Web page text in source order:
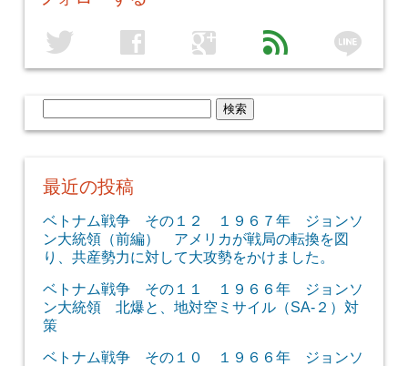
twitter facebook google feed line
索:
最近の投稿
ベトナム戦争 その１２ １９６７年 ジョンソ
ン大統領（前編） アメリカが戦局の転換を図
り、共産勢力に対して大攻勢をかけました。
ベトナム戦争 その１１ １９６６年 ジョンソ
ン大統領 北爆と、地対空ミサイル（SA-２）対
策
ベトナム戦争 その１０ １９６６年 ジョンソ